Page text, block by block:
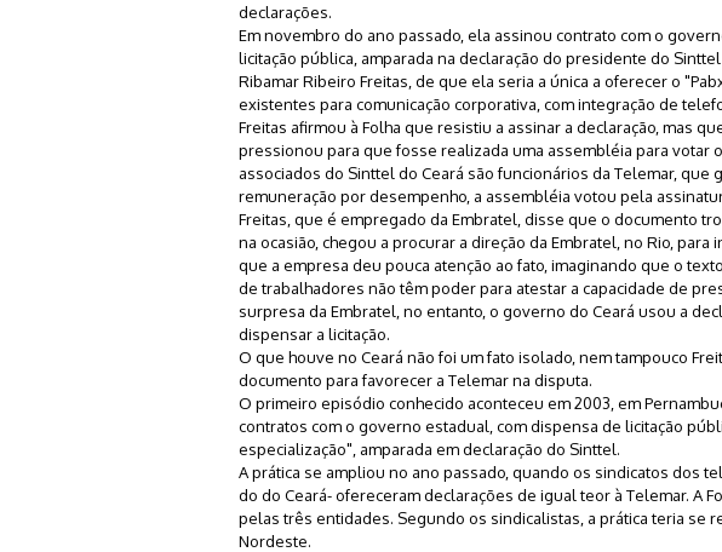
declarações.
Em novembro do ano passado, ela assinou contrato com o
licitação pública, amparada na declaração do presidente do
Ribamar Ribeiro Freitas, de que ela seria a única a oferecer o
existentes para comunicação corporativa, com integração de
Freitas afirmou à Folha que resistiu a assinar a declaração, mas
pressionou para que fosse realizada uma assembléia para votar
associados do Sinttel do Ceará são funcionários da Telemar, que
remuneração por desempenho, a assembléia votou pela
Freitas, que é empregado da Embratel, disse que o documento
na ocasião, chegou a procurar a direção da Embratel, no Rio,
que a empresa deu pouca atenção ao fato, imaginando que o
de trabalhadores não têm poder para atestar a capacidade de
surpresa da Embratel, no entanto, o governo do Ceará usou a
dispensar a licitação.
O que houve no Ceará não foi um fato isolado, nem tampouco
documento para favorecer a Telemar na disputa.
O primeiro episódio conhecido aconteceu em 2003, em
contratos com o governo estadual, com dispensa de licitação
especialização", amparada em declaração do Sinttel.
A prática se ampliou no ano passado, quando os sindicatos dos
do do Ceará- ofereceram declarações de igual teor à Telemar. A
pelas três entidades. Segundo os sindicalistas, a prática teria se
Nordeste.